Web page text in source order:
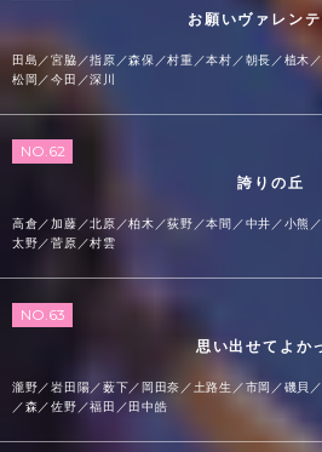
お願いヴァレンテ
田島／宮脇／指原／森保／村重／本村／朝長／植木
松岡／今田／深川
NO.62
誇りの丘
高倉／加藤／北原／柏木／荻野／本間／中井／小熊
太野／菅原／村雲
NO.63
思い出せてよか
瀧野／岩田陽／薮下／岡田奈／土路生／市岡／磯貝
／森／佐野／福田／田中皓